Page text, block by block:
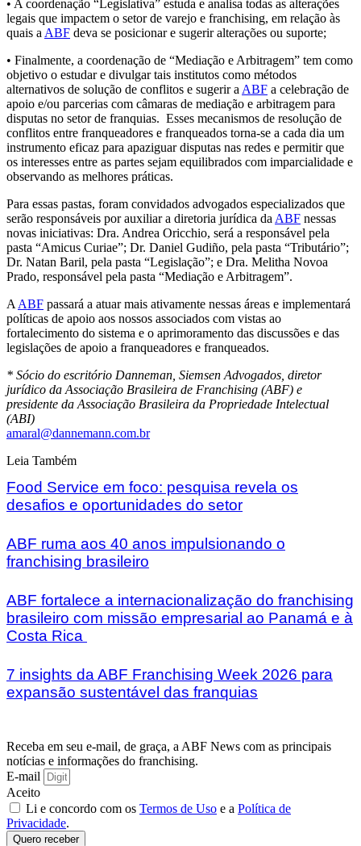
• A coordenação “Legislativa” estuda e analisa todas as alterações
legais que impactem o setor de varejo e franchising, em relação às
quais a ABF deva se posicionar e sugerir alterações ou suporte;
• Finalmente, a coordenação de “Mediação e Arbitragem” tem como
objetivo o estudar e divulgar tais institutos como métodos
alternativos de solução de conflitos e sugerir a ABF a celebração de
apoio e/ou parcerias com câmaras de mediação e arbitragem para
disputas no setor de franquias. Esses mecanismos de resolução de
conflitos entre franqueadores e franqueados torna-se a cada dia um
instrumento eficaz para apaziguar disputas nas redes e permitir que
os interesses entre as partes sejam equilibrados com imparcialidade e
observando as melhores práticas.
Para essas pastas, foram convidados advogados especializados que
serão responsáveis por auxiliar a diretoria jurídica da ABF nessas
novas iniciativas: Dra. Andrea Oricchio, será a responsável pela
pasta “Amicus Curiae”; Dr. Daniel Gudiño, pela pasta “Tributário”;
Dr. Natan Baril, pela pasta “Legislação”; e Dra. Melitha Novoa
Prado, responsável pela pasta “Mediação e Arbitragem”.
A ABF passará a atuar mais ativamente nessas áreas e implementará
políticas de apoio aos nossos associados com vistas ao
fortalecimento do sistema e o aprimoramento das discussões e das
legislações de apoio a franqueadores e franqueados.
* Sócio do escritório Danneman, Siemsen Advogados, diretor
jurídico da Associação Brasileira de Franchising (ABF) e
presidente da Associação Brasileira da Propriedade Intelectual
(ABI)
amaral@dannemann.com.br
Leia Também
Food Service em foco: pesquisa revela os
desafios e oportunidades do setor
ABF ruma aos 40 anos impulsionando o
franchising brasileiro
ABF fortalece a internacionalização do franchising
brasileiro com missão empresarial ao Panamá e à
Costa Rica
7 insights da ABF Franchising Week 2026 para
expansão sustentável das franquias
Receba em seu e-mail, de graça, a ABF News com as principais
notícias e informações do franchising.
E-mail
Aceito
Li e concordo com os Termos de Uso e a Política de
Privacidade.
Quero receber